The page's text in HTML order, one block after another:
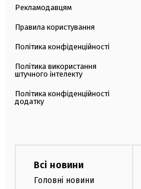
Рекламодавцям
Правила користування
Політика конфіденційності
Політика використання
штучного інтелекту
Політика конфіденційності
додатку
Всі новини
Головні новини